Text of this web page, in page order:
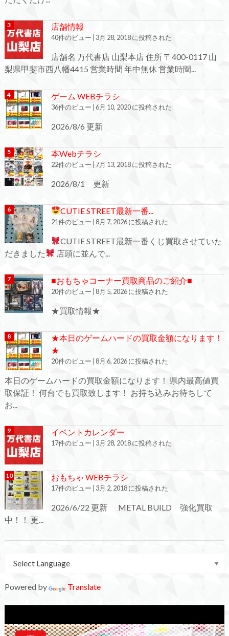
店舗情報
40件のビュー 3月 28, 2018 に投稿された
店舗名 万代書店 山梨本店 住所 〒400-0117 山
梨県甲斐市西八幡4415 営業時間 年中無休 営業時間...
ゲーム WEBチラシ
36件のビュー 6月 10, 2020 に投稿された
2026/8/6 更新
本Webチラシ
22件のビュー 7月 13, 2018 に投稿された
2026/8/1 更新
CUTIE STREET最新一番...
21件のビュー 8月 7, 2026 に投稿された
CUTIE STREET最新一番くじ買取させていた
だきました
店頭に並んで...
■おもちゃコーナー買取商品のご紹介■
20件のビュー 8月 5, 2026 に投稿された
★買取情報★
★本日のゲームハードの買取金額になります！
★
20件のビュー 8月 6, 2026 に投稿された
本日のゲームハードの買取金額になります！ 県内最高値買
取保証！ 何台でも買取致します！ お持ち込みお待ちして
お...
イベントカレンダー
17件のビュー 3月 28, 2018 に投稿された
おもちゃ WEBチラシ
17件のビュー 3月 2, 2018 に投稿された
2026/6/22 更新 METAL BUILD 強化買取
中！！ 更...
Powered by Translate